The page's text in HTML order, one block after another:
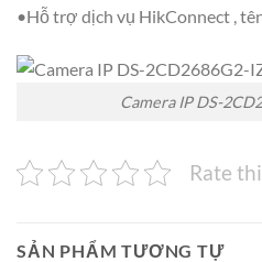
•Hỗ trợ dịch vụ HikConnect ,
Camera IP DS-
Rate
SẢN PHẨM TƯƠNG TỰ